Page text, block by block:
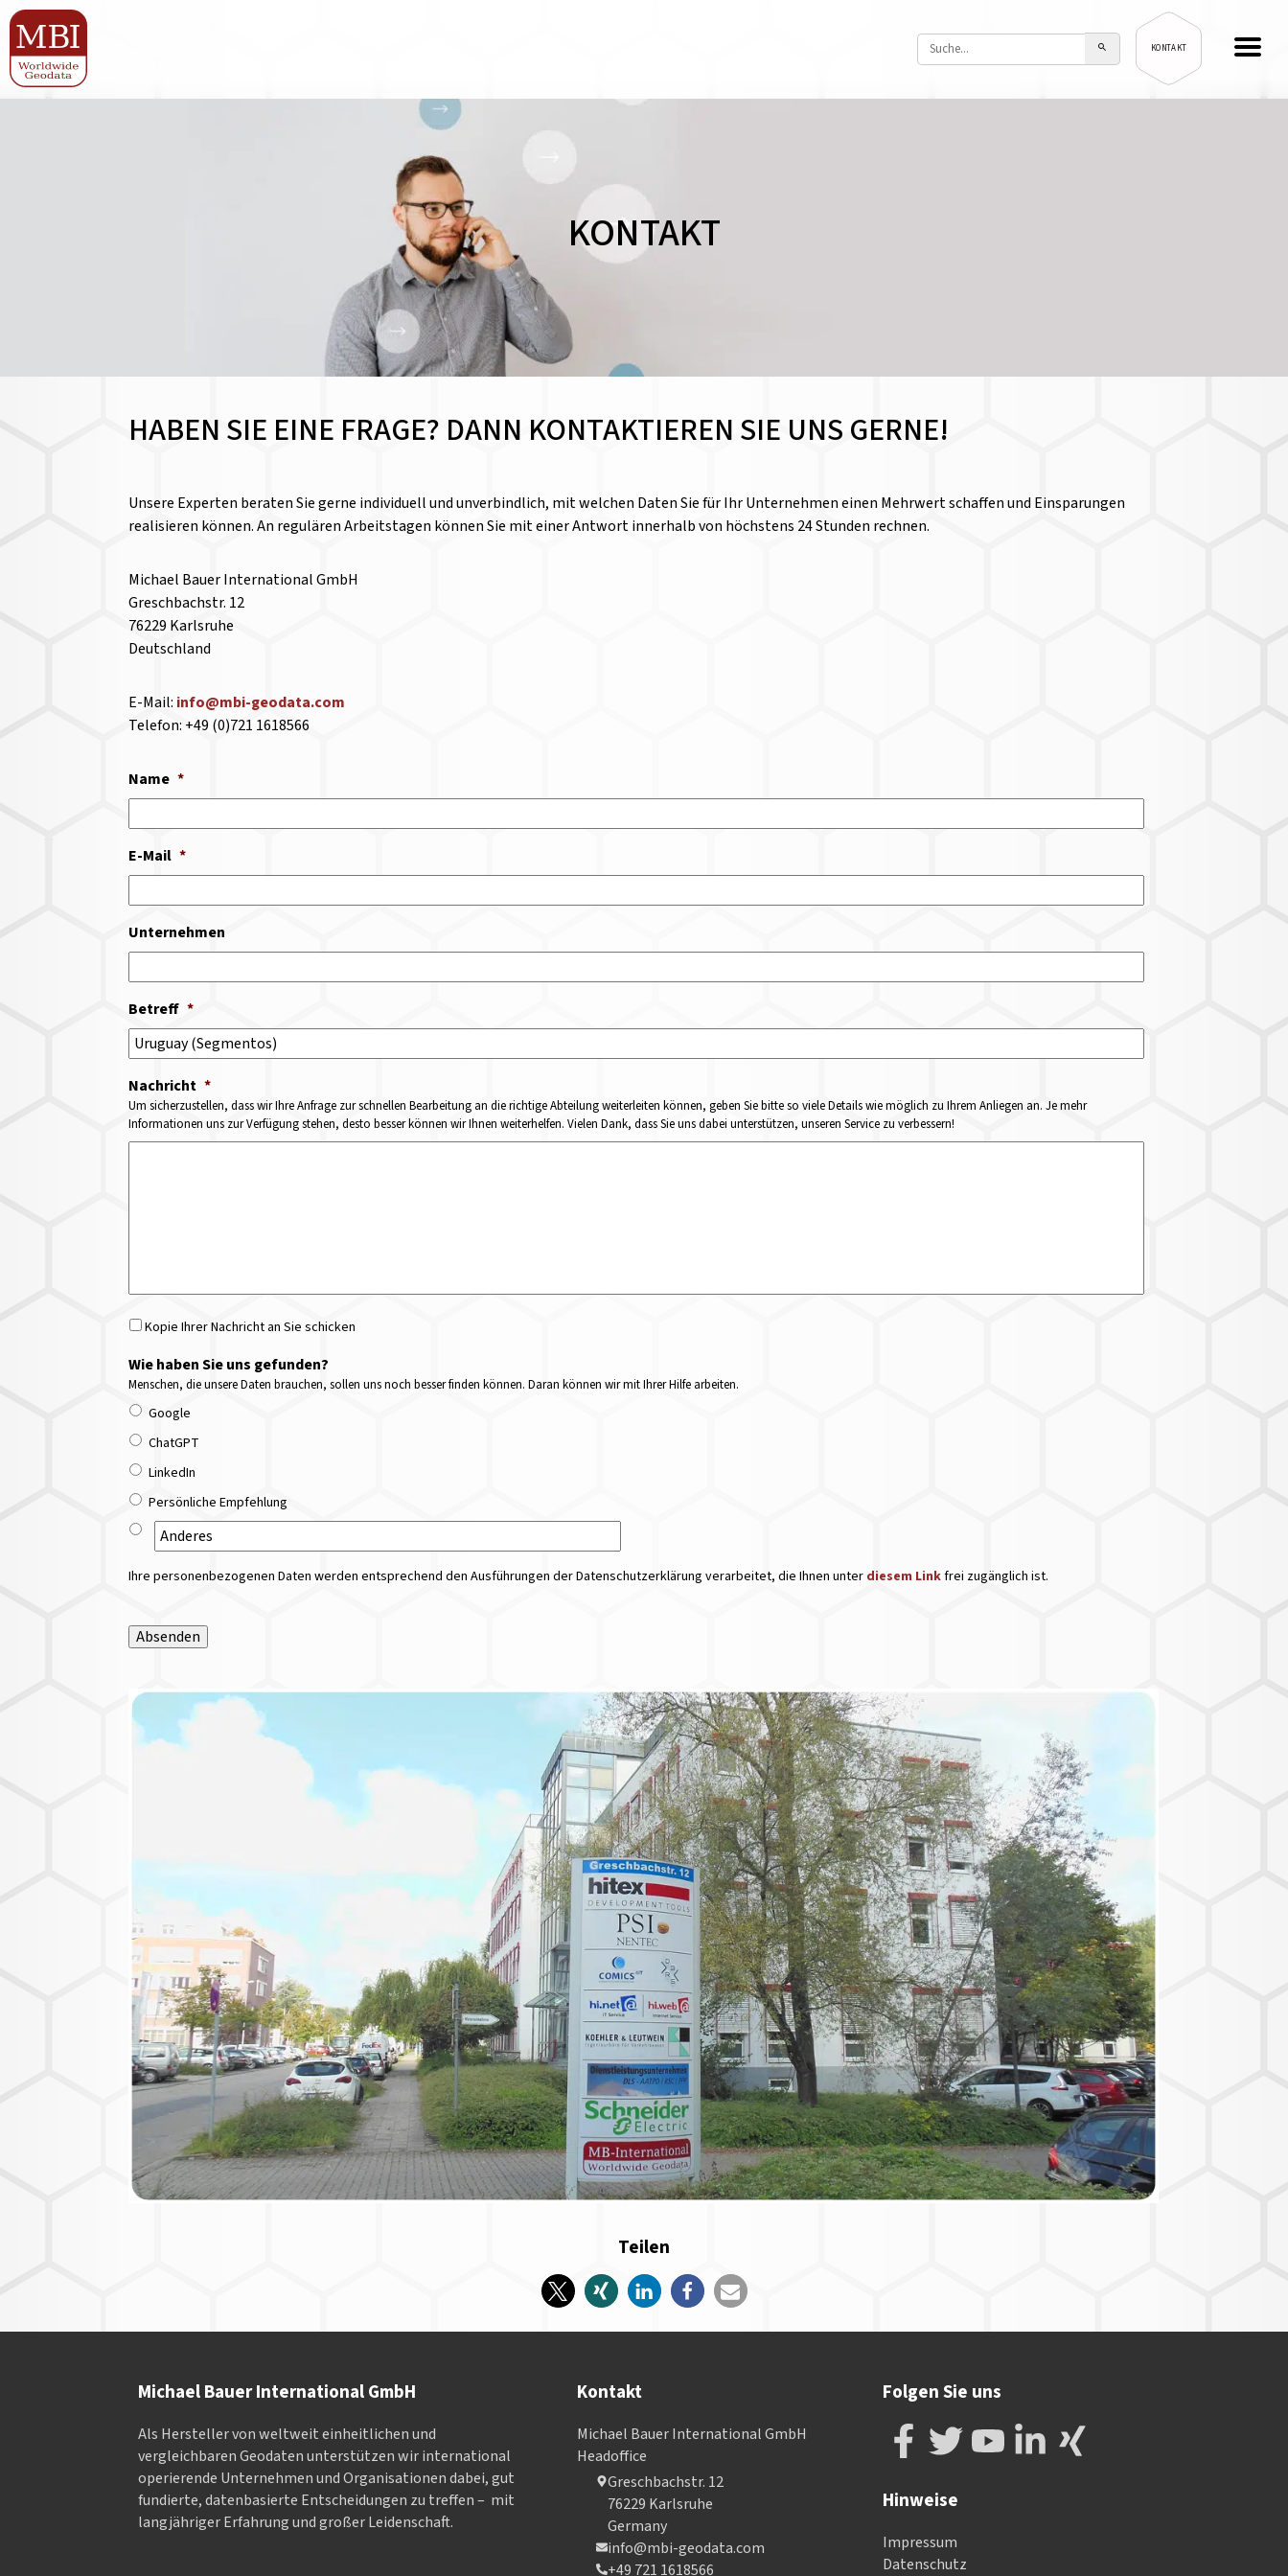
KONTAKT
KONTAKT
HABEN SIE EINE FRAGE? DANN KONTAKTIEREN SIE UNS GERNE!
Unsere Experten beraten Sie gerne individuell und unverbindlich, mit welchen Daten Sie für Ihr Unternehmen einen Mehrwert schaffen und Einsparungen
realisieren können. An regulären Arbeitstagen können Sie mit einer Antwort innerhalb von höchstens 24 Stunden rechnen.
Michael Bauer International GmbH
Greschbachstr. 12
76229 Karlsruhe
Deutschland
E-Mail: info@mbi-geodata.com
Telefon: +49 (0)721 1618566
Name *
E-Mail *
Unternehmen
Betreff *
Nachricht *
Um sicherzustellen, dass wir Ihre Anfrage zur schnellen Bearbeitung an die richtige Abteilung weiterleiten können, geben Sie bitte so viele Details wie möglich zu Ihrem Anliegen an. Je mehr
Informationen uns zur Verfügung stehen, desto besser können wir Ihnen weiterhelfen. Vielen Dank, dass Sie uns dabei unterstützen, unseren Service zu verbessern!
Kopie Ihrer Nachricht an Sie schicken
Wie haben Sie uns gefunden?
Menschen, die unsere Daten brauchen, sollen uns noch besser finden können. Daran können wir mit Ihrer Hilfe arbeiten.
Google
ChatGPT
LinkedIn
Persönliche Empfehlung
Ihre personenbezogenen Daten werden entsprechend den Ausführungen der Datenschutzerklärung verarbeitet, die Ihnen unter diesem Linkfrei zugänglich ist.
Absenden
Teilen
Michael Bauer International GmbH
Als Hersteller von weltweit einheitlichen und
vergleichbaren Geodaten un­ter­stüt­zen wir in­ter­na­tional
ope­rieren­de Un­ter­neh­men und Or­ga­nisa­tionen dabei, gut
fundierte, datenbasierte Entscheidungen zu treffen – mit
langjähriger Erfahrung und großer Leidenschaft.
Kontakt
Michael Bauer International GmbH
Headoffice
Greschbachstr. 12
76229 Karlsruhe
Germany
info@mbi-geodata.com
+49 721 1618566
Folgen Sie uns
Hinweise
Impressum
Datenschutz